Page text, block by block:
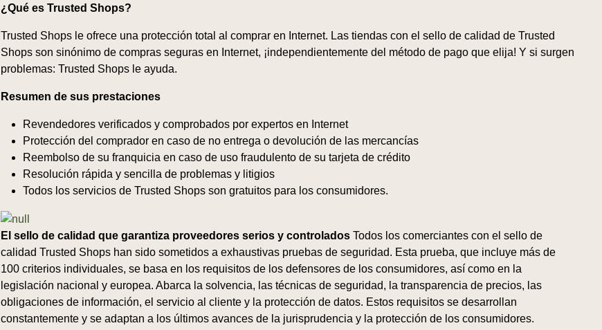
¿Qué es Trusted Shops?
Trusted Shops le ofrece una protección total al comprar en Internet. Las tiendas con el sello de calidad de Trusted
Shops son sinónimo de compras seguras en Internet, ¡independientemente del método de pago que elija! Y si surgen
problemas: Trusted Shops le ayuda.
Resumen de sus prestaciones
Revendedores verificados y comprobados por expertos en Internet
Protección del comprador en caso de no entrega o devolución de las mercancías
Reembolso de su franquicia en caso de uso fraudulento de su tarjeta de crédito
Resolución rápida y sencilla de problemas y litigios
Todos los servicios de Trusted Shops son gratuitos para los consumidores.
El sello de calidad que garantiza proveedores serios y controladosTodos los comerciantes con el sello de
calidad Trusted Shops han sido sometidos a exhaustivas pruebas de seguridad. Esta prueba, que incluye más de
100 criterios individuales, se basa en los requisitos de los defensores de los consumidores, así como en la
legislación nacional y europea. Abarca la solvencia, las técnicas de seguridad, la transparencia de precios, las
obligaciones de información, el servicio al cliente y la protección de datos. Estos requisitos se desarrollan
constantemente y se adaptan a los últimos avances de la jurisprudencia y la protección de los consumidores.